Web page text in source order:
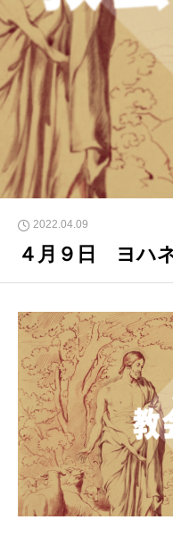
2022.04.09
４月９日 ヨハ